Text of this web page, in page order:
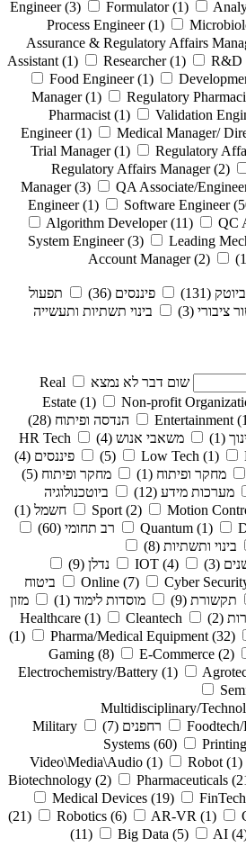
Engineer (3) Formulator (1)
Process Engineer (1)
Assurance & Regulatory Affairs
Assistant (1) Researcher (1) R&D
Food Engineer (1)
Manager (1) Regulatory
Pharmacist (1) Validation
Engineer (1) Medical Manager/
Trial Manager (1) Regulatory
Regulatory Affairs Manager (2)
Manager (3) QA Associate/
Engineer (1) Software Engineer
Algorithm Developer (11) QC
System Engineer (3) Leading
Account Manager (2)
ביוטק (131) פיננסים (36)
תפעול
ציבורי (3)
בינוי תשתיות ותעשייה
שום דבר לא נמצא
Real
Estate (1) Non-profit
Entertainment
הנדסה ופיתוח (28)
(1) משאבי אנוש (4)
HR Tech
(5)
Low Tech (1) פיננסים (4)
מחקר ופיתוח (1) מחקר ופיתוח (5)
מערכות מידע (12)
ביוטכנולוגיה
Sport (2) Motion חשמל (1)
Quantum (1) רב תחומי (60)
בינוי ותשתיות (8)
(3)
IOT (4) נדלן (9)
Online (7) Cyber
ביטוח
תקשורת (9) מוסדות לימוד (1)
מזון
(2)
Healthcare (1)
Cleantech
(1)
Pharma/Medical Equipment (32)
Gaming (8) E-Commerce (2)
Electrochemistry/Battery (1)
Multidisciplinary/
רחפנים (7)
Military
Systems (60)
Video\Media\Audio (1) Robot (1)
Biotechnology (2) Pharmaceuticals
Medical Devices (19) FinTech
(21)
Robotics (6) AR-VR (1)
(11)
Big Data (5) AI